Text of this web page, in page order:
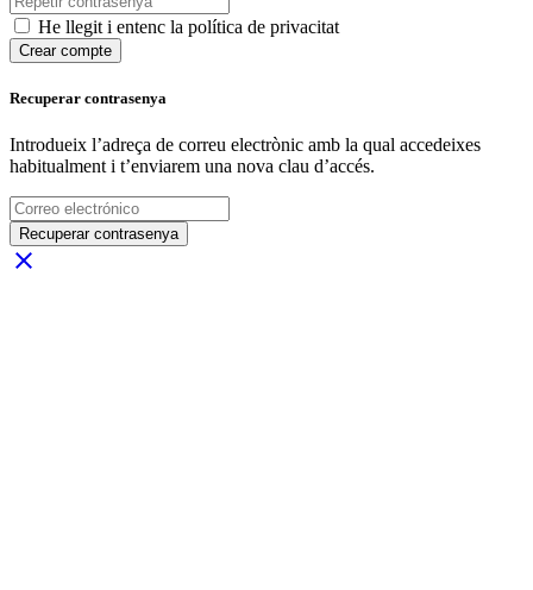
He llegit i entenc la política de privacitat
Crear compte
Recuperar contrasenya
Introdueix l’adreça de correu electrònic amb la qual accedeixes
habitualment i t’enviarem una nova clau d’accés.
Recuperar contrasenya
close